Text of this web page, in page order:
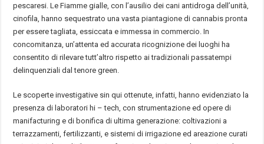
pescaresi. Le Fiamme gialle, con l’ausilio dei cani antidroga dell’unità‚
cinofila, hanno sequestrato una vasta piantagione di cannabis pronta
per essere tagliata, essiccata e immessa in commercio. In
concomitanza, un’attenta ed accurata ricognizione dei luoghi ha
consentito di rilevare tutt’altro rispetto ai tradizionali passatempi
delinquenziali dal tenore green.
Le scoperte investigative sin qui ottenute, infatti, hanno evidenziato la
presenza di laboratori hi – tech, con strumentazione ed opere di
manifacturing e di bonifica di ultima generazione: coltivazioni a
terrazzamenti, fertilizzanti, e sistemi di irrigazione ed areazione curati